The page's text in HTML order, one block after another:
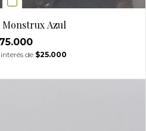
Azul
de $25.000